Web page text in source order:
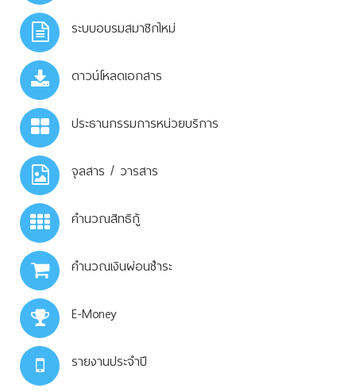
ระบบอบรมสมาชิกใหม่
ดาวน์โหลดเอกสาร
ประธานกรรมการหน่วยบริการ
จุลสาร / วารสาร
คำนวณสิทธิกู้
คำนวณเงินผ่อนชำระ
E-Money
รายงานประจำปี